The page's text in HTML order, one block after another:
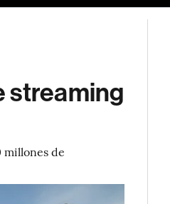
streaming
millones de